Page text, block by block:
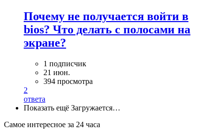
Почему не получается войти в
bios? Что делать с полосами на
экране?
1 подписчик
21 июн.
394 просмотра
2
ответа
Показать ещё Загружается…
Самое интересное за 24 часа